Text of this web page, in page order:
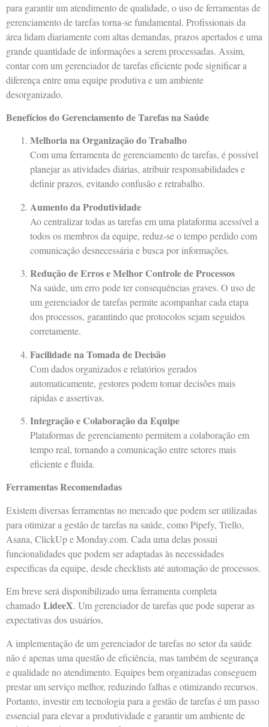
para garantir um atendimento de qualidade, o uso de ferramentas de
gerenciamento de tarefas torna-se fundamental. Profissionais da
área lidam diariamente com altas demandas, prazos apertados e uma
grande quantidade de informações a serem processadas. Assim,
contar com um gerenciador de tarefas eficiente pode significar a
diferença entre uma equipe produtiva e um ambiente
desorganizado.
Benefícios do Gerenciamento de Tarefas na Saúde
Melhoria na Organização do Trabalho
Com uma ferramenta de gerenciamento de tarefas, é possível
planejar as atividades diárias, atribuir responsabilidades e
definir prazos, evitando confusão e retrabalho.
Aumento da Produtividade
Ao centralizar todas as tarefas em uma plataforma acessível a
todos os membros da equipe, reduz-se o tempo perdido com
comunicação desnecessária e busca por informações.
Redução de Erros e Melhor Controle de Processos
Na saúde, um erro pode ter consequências graves. O uso de
um gerenciador de tarefas permite acompanhar cada etapa
dos processos, garantindo que protocolos sejam seguidos
corretamente.
Facilidade na Tomada de Decisão
Com dados organizados e relatórios gerados
automaticamente, gestores podem tomar decisões mais
rápidas e assertivas.
Integração e Colaboração da Equipe
Plataformas de gerenciamento permitem a colaboração em
tempo real, tornando a comunicação entre setores mais
eficiente e fluida.
Ferramentas Recomendadas
Existem diversas ferramentas no mercado que podem ser utilizadas
para otimizar a gestão de tarefas na saúde, como Pipefy, Trello,
Asana, ClickUp e Monday.com. Cada uma delas possui
funcionalidades que podem ser adaptadas às necessidades
específicas da equipe, desde checklists até automação de processos.
Em breve será disponibilizado uma ferramenta completa
chamado LideeX. Um gerenciador de tarefas que pode superar as
expectativas dos usuários.
A implementação de um gerenciador de tarefas no setor da saúde
não é apenas uma questão de eficiência, mas também de segurança
e qualidade no atendimento. Equipes bem organizadas conseguem
prestar um serviço melhor, reduzindo falhas e otimizando recursos.
Portanto, investir em tecnologia para a gestão de tarefas é um passo
essencial para elevar a produtividade e garantir um ambiente de